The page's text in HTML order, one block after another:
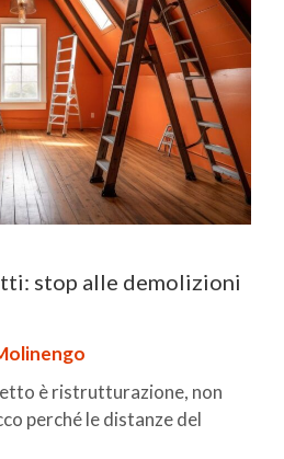
stop alle demolizioni
è ristrutturazione, non
perché le distanze del